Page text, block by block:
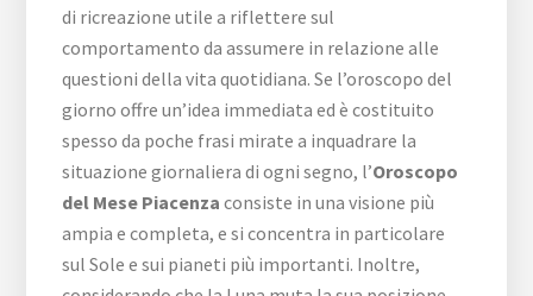
di ricreazione utile a riflettere sul
comportamento da assumere in relazione alle
questioni della vita quotidiana. Se l’oroscopo del
giorno offre un’idea immediata ed è costituito
spesso da poche frasi mirate a inquadrare la
situazione giornaliera di ogni segno, l’Oroscopo
del Mese Piacenza consiste in una visione più
ampia e completa, e si concentra in particolare
sul Sole e sui pianeti più importanti. Inoltre,